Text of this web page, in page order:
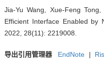
Jia-Yu Wang, Xue-Feng
Efficient Interface Enabled by
2022, 28(11): 2219008.
导出引用管理器 EndNote | Ris